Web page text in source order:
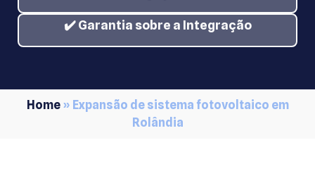
✔️ Garantia sobre a Integração
Home» Expansão de sistema fotovoltaico em
Rolândia